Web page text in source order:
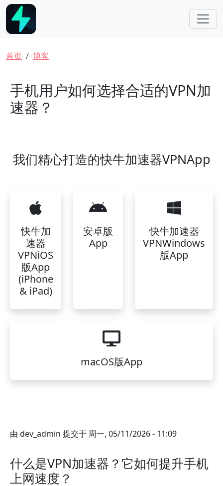
跳转到主要内容
面包屑
首页 博客
手机用户如何选择合适的VPN加
速器？
我们精心打造的快牛加速器VPNApp
快牛加
速器
VPNiOS
版App
(iPhone
& iPad)
安卓版
App
快牛加速器
VPNWindows
版App
macOS版App
由 dev_admin 提交于 周一, 05/11/2026 - 11:09
什么是VPN加速器？它如何提升手机
上网速度？